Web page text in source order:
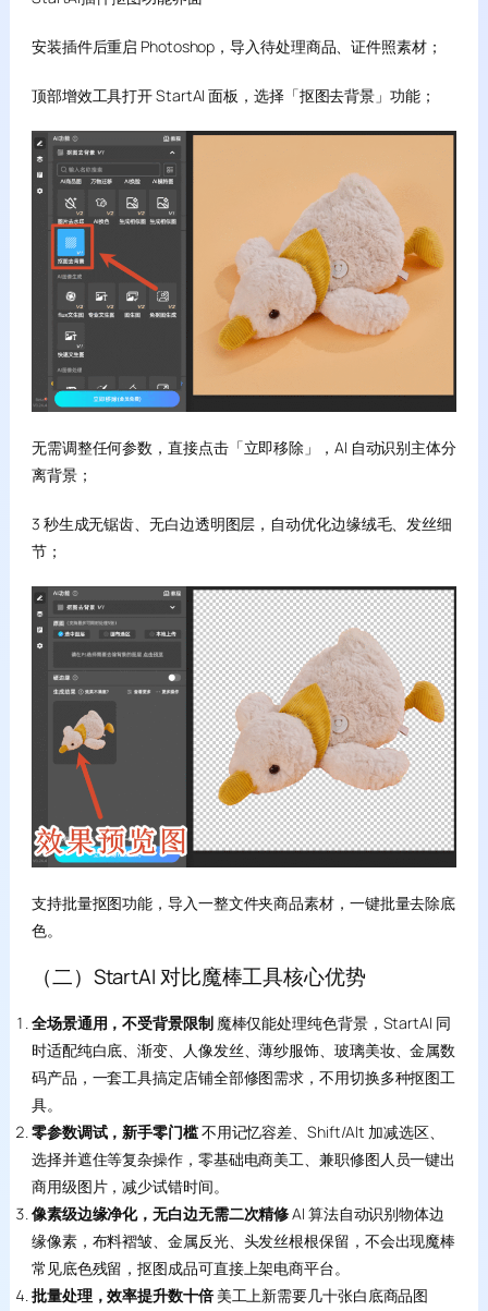
安装插件后重启 Photoshop，导入待处理商品、证件照素材；
顶部增效工具打开 StartAI 面板，选择「抠图去背景」功能；
无需调整任何参数，直接点击「立即移除」，AI 自动识别主体分
离背景；
3 秒生成无锯齿、无白边透明图层，自动优化边缘绒毛、发丝细
节；
支持批量抠图功能，导入一整文件夹商品素材，一键批量去除底
色。
（二）StartAI 对比魔棒工具核心优势
全场景通用，不受背景限制魔棒仅能处理纯色背景，StartAI 同
时适配纯白底、渐变、人像发丝、薄纱服饰、玻璃美妆、金属数
码产品，一套工具搞定店铺全部修图需求，不用切换多种抠图工
具。
零参数调试，新手零门槛不用记忆容差、Shift/Alt 加减选区、
选择并遮住等复杂操作，零基础电商美工、兼职修图人员一键出
商用级图片，减少试错时间。
像素级边缘净化，无白边无需二次精修AI 算法自动识别物体边
缘像素，布料褶皱、金属反光、头发丝根根保留，不会出现魔棒
常见底色残留，抠图成品可直接上架电商平台。
批量处理，效率提升数十倍美工上新需要几十张白底商品图